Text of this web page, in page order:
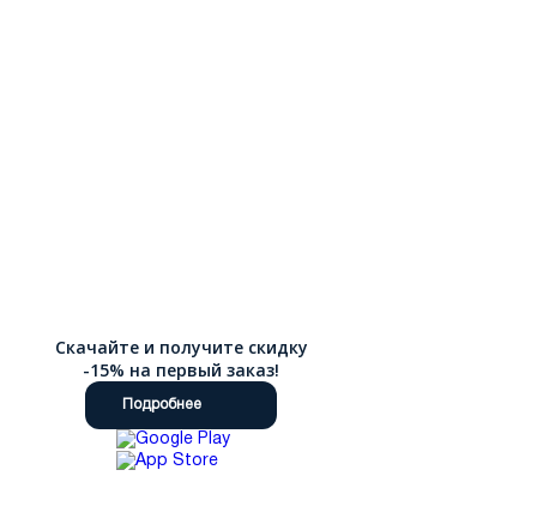
Скачайте и получите скидку
-15% на первый заказ!
Подробнее